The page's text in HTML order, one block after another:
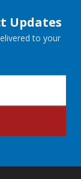
Updates
to your